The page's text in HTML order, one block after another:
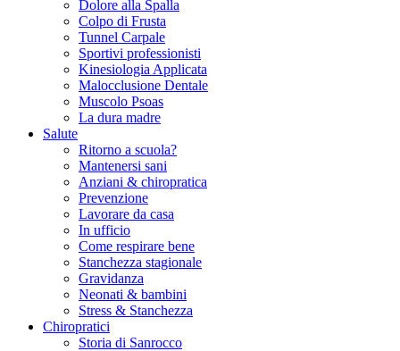
Dolore alla Spalla
Colpo di Frusta
Tunnel Carpale
Sportivi professionisti
Kinesiologia Applicata
Malocclusione Dentale
Muscolo Psoas
La dura madre
Salute
Ritorno a scuola?
Mantenersi sani
Anziani & chiropratica
Prevenzione
Lavorare da casa
In ufficio
Come respirare bene
Stanchezza stagionale
Gravidanza
Neonati & bambini
Stress & Stanchezza
Chiropratici
Storia di Sanrocco